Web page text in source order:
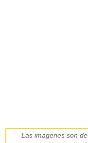
Las imágenes son de